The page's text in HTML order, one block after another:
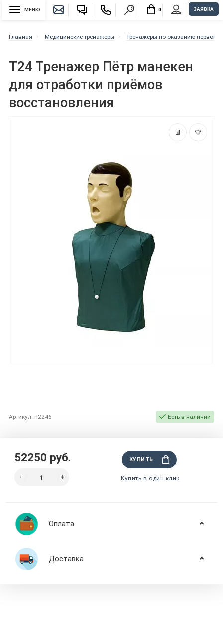
МЕНЮ 0 ЗАЯВКА
Главная Медицинские тренажеры Тренажеры по оказанию первой
Т24 Тренажер Пётр манекен
для отработки приёмов
восстановления
Артикул: n2246 Есть в наличии
52250 руб. КУПИТЬ
Купить в один клик
Оплата
Доставка